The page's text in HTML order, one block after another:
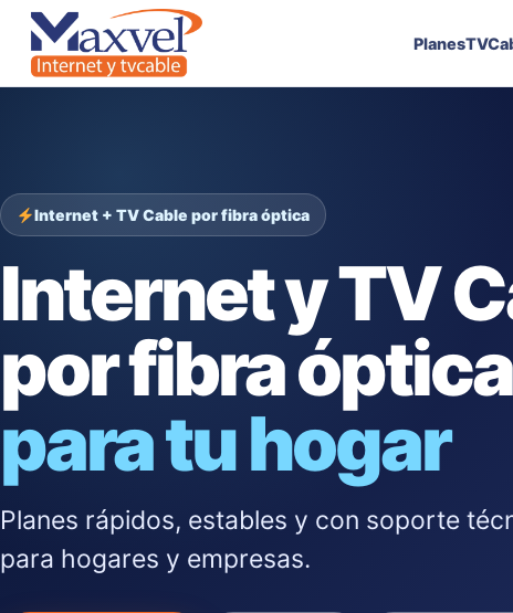
Planes
Internet + TV Cable por fibra óptica
Internet y TV
por fibra óptica
para tu hogar
Planes rápidos, estables y con soporte
para hogares y empresas.